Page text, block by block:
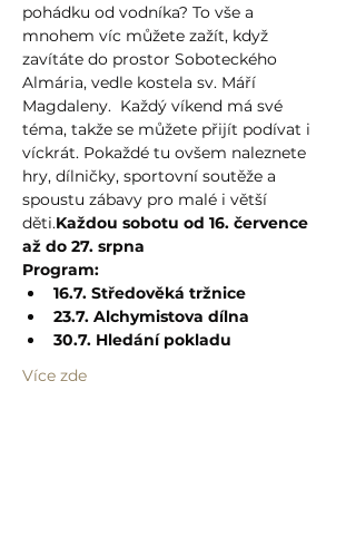
pohádku od vodníka? To vše a
mnohem víc můžete zažít, když
zavítáte do prostor Soboteckého
Almária, vedle kostela sv. Máří
Magdaleny.  Každý víkend má své
téma, takže se můžete přijít podívat i
víckrát. Pokaždé tu ovšem naleznete
hry, dílničky, sportovní soutěže a
spoustu zábavy pro malé i větší
děti.Každou sobotu od 16. července
až do 27. srpna
Program:
16.7. Středověká tržnice
23.7. Alchymistova dílna
30.7. Hledání pokladu
Více zde